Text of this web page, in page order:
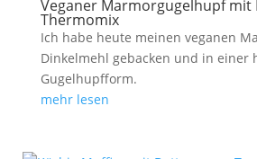
Veganer Marmorgugelhupf mit
Thermomix
Ich habe heute meinen veganen
Dinkelmehl gebacken und in einer
Gugelhupfform.
mehr lesen